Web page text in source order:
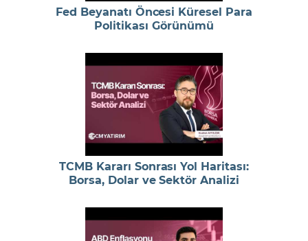
Fed Beyanatı Öncesi Küresel Para
Politikası Görünümü
TCMB Kararı Sonrası Yol Haritası:
Borsa, Dolar ve Sektör Analizi